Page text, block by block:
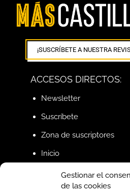
Gestionar el
de las cookies
¡SUSCRÍBETE A NUESTRA
ACCESOS DIRECTOS:
Newsletter
Suscríbete
Zona de suscriptores
Inicio